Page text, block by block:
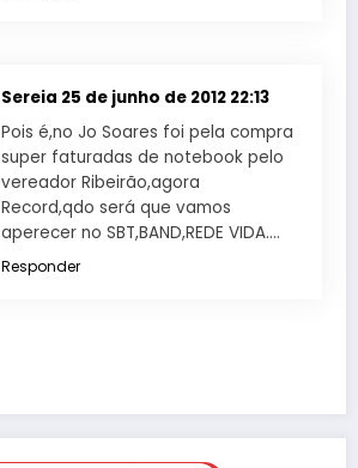
Sereia 25 de junho de 2012 22:13
Pois é,no Jo Soares foi pela compra
super faturadas de notebook pelo
vereador Ribeirão,agora
Record,qdo será que vamos
aperecer no SBT,BAND,REDE VIDA….
Responder